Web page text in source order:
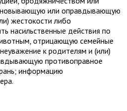
или оправдывающую
жестокости либо
насильственные действия по
отрицающую семейные
к родителям и (или)
противоправное
информацию